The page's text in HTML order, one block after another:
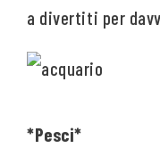
a divertiti per
*Pesci*